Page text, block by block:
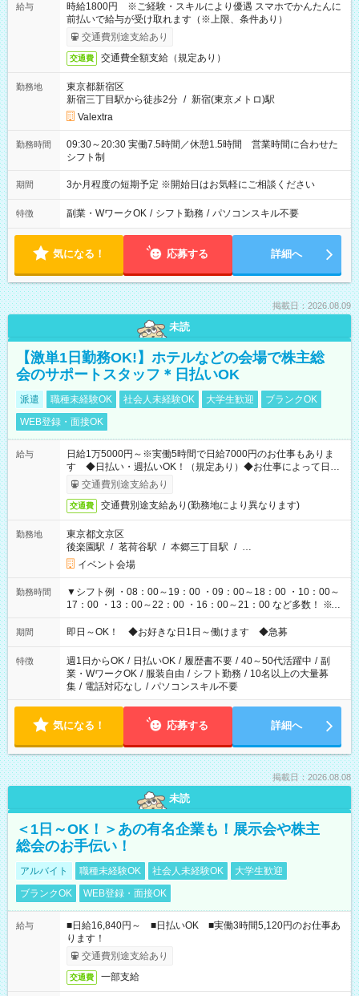
給与
時給1800円 ※ご経験・スキルにより優遇 スマホでかんたんに
前払いで給与が受け取れます（※上限、条件あり）
交通費別途支給あり
交通費 交通費全額支給（規定あり）
勤務地
東京都新宿区
新宿三丁目駅から徒歩2分 / 新宿(東京メトロ)駅
Valextra
勤務時間
09:30～20:30 実働7.5時間／休憩1.5時間 営業時間に合わせた
シフト制
期間 3か月程度の短期予定 ※開始日はお気軽にご相談ください
特徴 副業・WワークOK / シフト勤務 / パソコンスキル不要
気になる！ 応募する 詳細へ
掲載日：2026.08.09
未読
【激単1日勤務OK!】ホテルなどの会場で株主総
会のサポートスタッフ＊日払いOK
派遣 職種未経験OK 社会人未経験OK 大学生歓迎
ブランクOK
WEB登録・面接OK
給与
日給1万5000円～※実働5時間で日給7000円のお仕事もありま
す ◆日払い・週払いOK！（規定あり）◆お仕事によって日給
も異なります
交通費別途支給あり
交通費 交通費別途支給あり(勤務地により異なります)
勤務地
東京都文京区
後楽園駅 / 茗荷谷駅 / 本郷三丁目駅 / …
イベント会場
勤務時間
▼シフト例 ・08：00～19：00 ・09：00～18：00 ・10：00～
17：00 ・13：00～22：00 ・16：00～21：00 など多数！ ※お
仕事により勤務時間が異なります
期間 即日～OK！ ◆お好きな日1日～働けます ◆急募
特徴 週1日からOK / 日払いOK / 履歴書不要 / 40～50代活躍中 / 副
業・WワークOK / 服装自由 / シフト勤務 / 10名以上の大量募
集 / 電話対応なし / パソコンスキル不要
気になる！ 応募する 詳細へ
掲載日：2026.08.08
未読
＜1日～OK！＞あの有名企業も！展示会や株主
総会のお手伝い！
アルバイト 職種未経験OK 社会人未経験OK
大学生歓迎
ブランクOK
WEB登録・面接OK
給与
■日給16,840円～ ■日払いOK ■実働3時間5,120円のお仕事あ
ります！
交通費別途支給あり
交通費 一部支給